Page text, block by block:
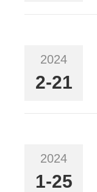
2024
2-21
2024
1-25